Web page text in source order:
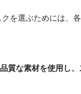
を選ぶためには、
質な素材を使用し